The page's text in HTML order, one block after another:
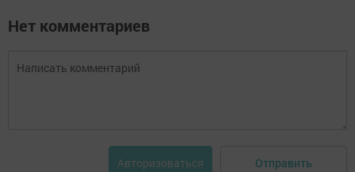
Нет комментариев
Авторизоваться Отправить